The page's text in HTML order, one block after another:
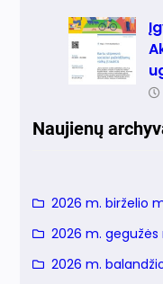
Naujienų
2026 m. birželio
2026 m. gegužės
2026 m.